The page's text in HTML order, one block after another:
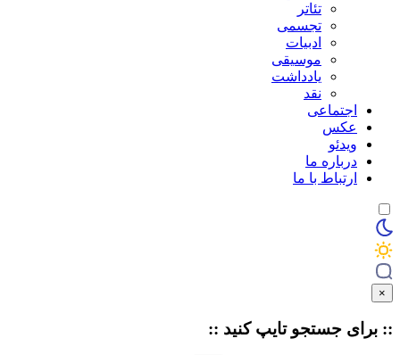
تئاتر
تجسمی
ادبیات
موسیقی
یادداشت
نقد
اجتماعی
عکس
ویدئو
درباره ما
ارتباط با ما
×
:: برای جستجو تایپکنید ::